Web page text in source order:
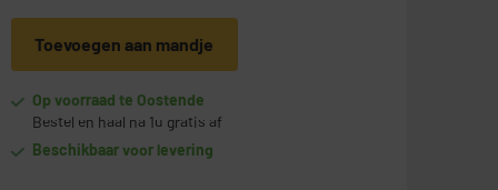
Toevoegen aan mandje
Op voorraad te Oostende
Bestel en haal na 1u gratis af
Beschikbaar voor levering